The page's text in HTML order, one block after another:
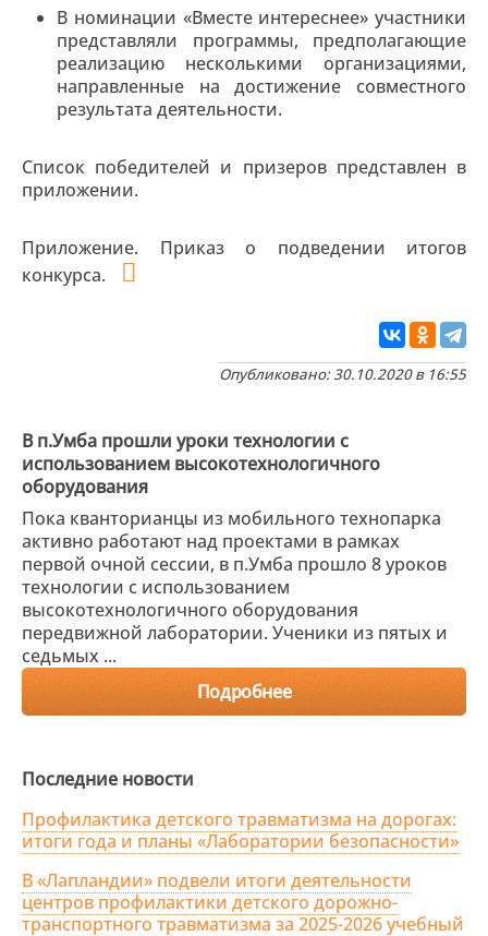
В номинации «Вместе интереснее» участники
представляли программы, предполагающие
реализацию несколькими организациями,
направленные на достижение совместного
результата деятельности.
Список победителей и призеров представлен в
приложении.
Приложение. Приказ о подведении итогов
конкурса.
Опубликовано: 30.10.2020 в 16:55
В п.Умба прошли уроки технологии с
использованием высокотехнологичного
оборудования
Пока кванторианцы из мобильного технопарка
активно работают над проектами в рамках
первой очной сессии, в п.Умба прошло 8 уроков
технологии с использованием
высокотехнологичного оборудования
передвижной лаборатории. Ученики из пятых и
седьмых ...
Подробнее
Последние новости
Профилактика детского травматизма на дорогах:
итоги года и планы «Лаборатории безопасности»
В «Лапландии» подвели итоги деятельности
центров профилактики детского дорожно-
транспортного травматизма за 2025-2026 учебный